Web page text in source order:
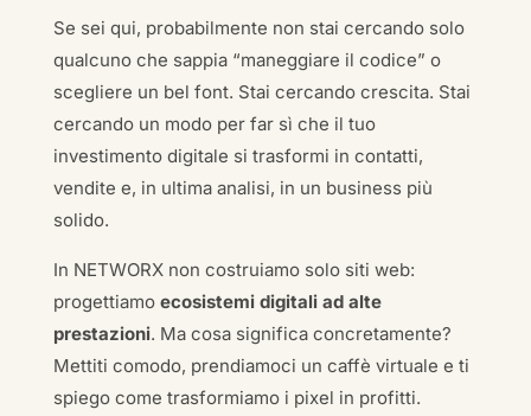
Se sei qui, probabilmente non stai cercando solo
qualcuno che sappia “maneggiare il codice” o
scegliere un bel font. Stai cercando crescita. Stai
cercando un modo per far sì che il tuo
investimento digitale si trasformi in contatti,
vendite e, in ultima analisi, in un business più
solido.
In NETWORX non costruiamo solo siti web:
progettiamo ecosistemi digitali ad alte
prestazioni. Ma cosa significa concretamente?
Mettiti comodo, prendiamoci un caffè virtuale e ti
spiego come trasformiamo i pixel in profitti.